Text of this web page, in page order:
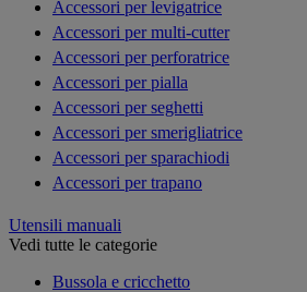
Accessori per levigatrice
Accessori per multi-cutter
Accessori per perforatrice
Accessori per pialla
Accessori per seghetti
Accessori per smerigliatrice
Accessori per sparachiodi
Accessori per trapano
Utensili manuali
Vedi tutte le categorie
Bussola e cricchetto